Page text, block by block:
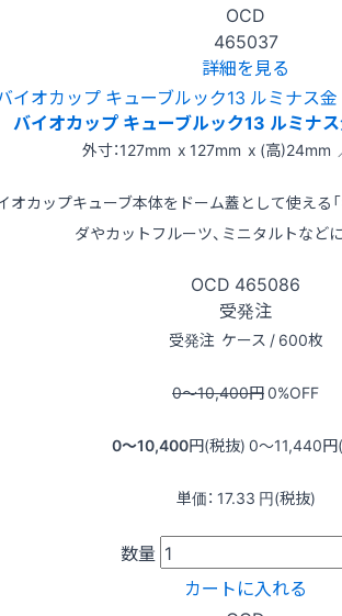
OCD
465037
詳細を見る
バイオカップ キューブルック13 ルミナ
外寸：127mm x 127mm x (高)24mm
オカップキューブ本体をドーム蓋として使える「
ダやカットフルーツ、ミニタルトなど
OCD 465086
受発注
受発注 ケース / 600枚
0〜10,400円0%OFF
0〜10,400円(税抜) 0〜11,440円
単価： 17.33 円(税抜)
数量
カートに入れる